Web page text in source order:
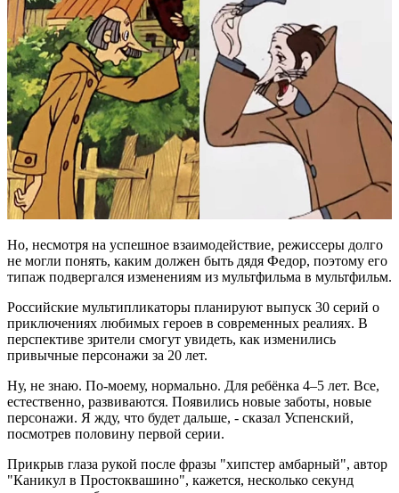
Но, несмотря на успешное взаимодействие, режиссеры долго
не могли понять, каким должен быть дядя Федор, поэтому его
типаж подвергался изменениям из мультфильма в мультфильм.
Российские мультипликаторы планируют выпуск 30 серий о
приключениях любимых героев в современных реалиях. В
перспективе зрители смогут увидеть, как изменились
привычные персонажи за 20 лет.
Ну, не знаю. По-моему, нормально. Для ребёнка 4–5 лет. Все,
естественно, развиваются. Появились новые заботы, новые
персонажи. Я жду, что будет дальше, - сказал Успенский,
посмотрев половину первой серии.
Прикрыв глаза рукой после фразы "хипстер амбарный", автор
"Каникул в Простоквашино", кажется, несколько секунд